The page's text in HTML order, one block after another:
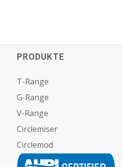
PRODUKTE
T-Range
G-Range
V-Range
Circlemiser
Circlemod